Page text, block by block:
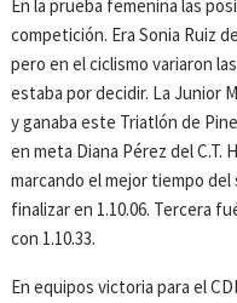
En la prueba femenina las
competición. Era Sonia Ruiz
pero en el ciclismo variaron
estaba por decidir. La Junior
y ganaba este Triatlón de
en meta Diana Pérez del C.T.
marcando el mejor tiempo
finalizar en 1.10.06. Tercera
con 1.10.33.
En equipos victoria para el